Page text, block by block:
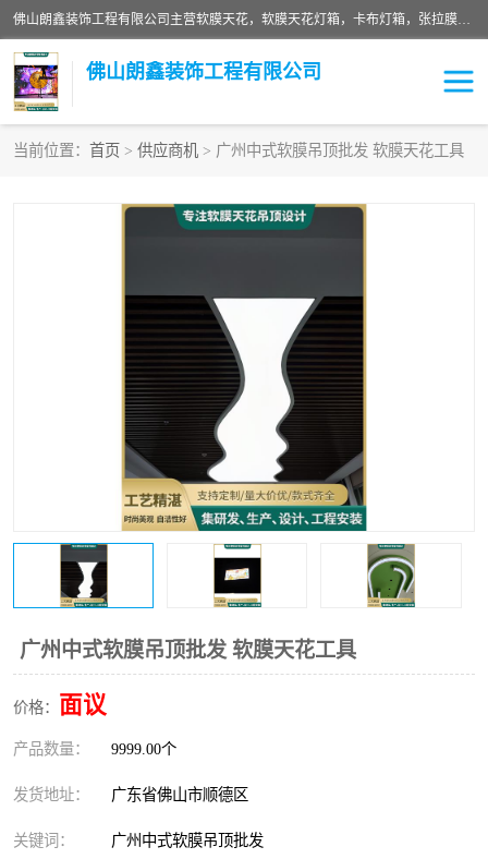
佛山朗鑫装饰工程有限公司主营软膜天花，软膜天花灯箱，卡布灯箱，张拉膜等产品，价格实惠，支持定制；公司专业装饰铺面，家居，会展特装，软膜等工程，技能精良人员，安装快、价格合理，质量保证、热诚与各方有识人士合作，欢迎新老客户来电咨询。
佛山朗鑫装饰工程有限公司
当前位置： 首页 > 供应商机 > 广州中式软膜吊顶批发 软膜天花工具
广州中式软膜吊顶批发 软膜天花工具
价格： 面议
产品数量： 9999.00个
发货地址： 广东省佛山市顺德区
关键词： 广州中式软膜吊顶批发